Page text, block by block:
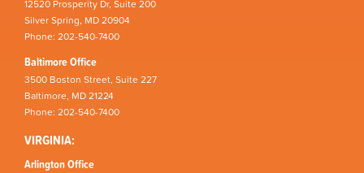
12520 Prosperity Dr, Suite 200
Silver Spring, MD 20904
Phone: 202-540-7400
Baltimore Office
3500 Boston Street, Suite 227
Baltimore, MD 21224
Phone: 202-540-7400
VIRGINIA:
Arlington Office